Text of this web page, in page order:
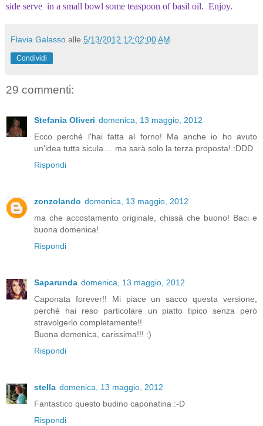
side serve in a small bowl some teaspoon of basil oil. Enjoy.
Flavia Galasso alle 5/13/2012 12:02:00 AM
Condividi
29 commenti:
Stefania Oliveri domenica, 13 maggio, 2012
Ecco perché l'hai fatta al forno! Ma anche io ho avuto
un'idea tutta sicula.... ma sarà solo la terza proposta! :DDD
Rispondi
zonzolando domenica, 13 maggio, 2012
ma che accostamento originale, chissà che buono! Baci e
buona domenica!
Rispondi
Saparunda domenica, 13 maggio, 2012
Caponata forever!! Mi piace un sacco questa versione,
perché hai reso particolare un piatto tipico senza però
stravolgerlo completamente!!
Buona domenica, carissima!!! :)
Rispondi
stella domenica, 13 maggio, 2012
Fantastico questo budino caponatina :-D
Rispondi